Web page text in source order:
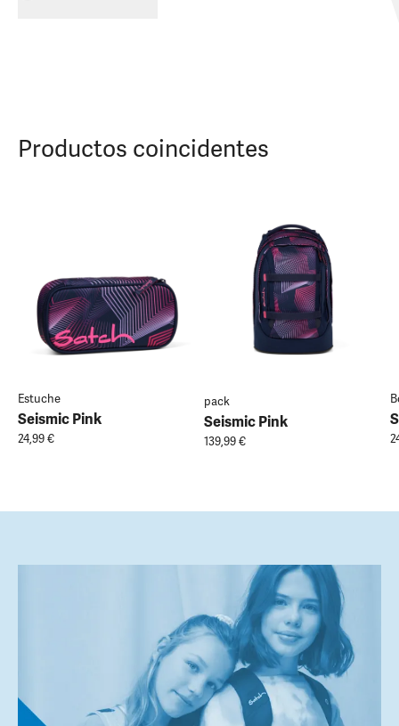
Productos coincidentes
Estuche
Seismic Pink
24,99 €
pack
Seismic Pink
139,99 €